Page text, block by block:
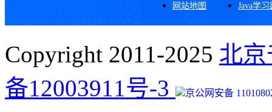
网站地图 Java学
Copyright 2011-2025 北
备12003911号-3
京公网安备